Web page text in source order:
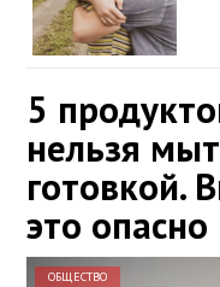
5
нельзя
готовкой.
это опасно
ОБЩЕСТВО